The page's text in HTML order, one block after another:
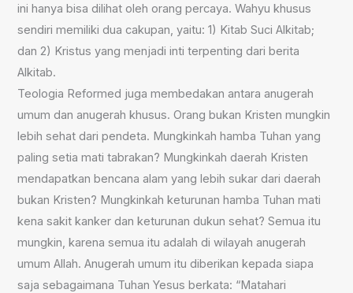
ini hanya bisa dilihat oleh orang percaya. Wahyu khusus
sendiri memiliki dua cakupan, yaitu: 1) Kitab Suci Alkitab;
dan 2) Kristus yang menjadi inti terpenting dari berita
Alkitab.
Teologia Reformed juga membedakan antara anugerah
umum dan anugerah khusus. Orang bukan Kristen mungkin
lebih sehat dari pendeta. Mungkinkah hamba Tuhan yang
paling setia mati tabrakan? Mungkinkah daerah Kristen
mendapatkan bencana alam yang lebih sukar dari daerah
bukan Kristen? Mungkinkah keturunan hamba Tuhan mati
kena sakit kanker dan keturunan dukun sehat? Semua itu
mungkin, karena semua itu adalah di wilayah anugerah
umum Allah. Anugerah umum itu diberikan kepada siapa
saja sebagaimana Tuhan Yesus berkata: “Matahari